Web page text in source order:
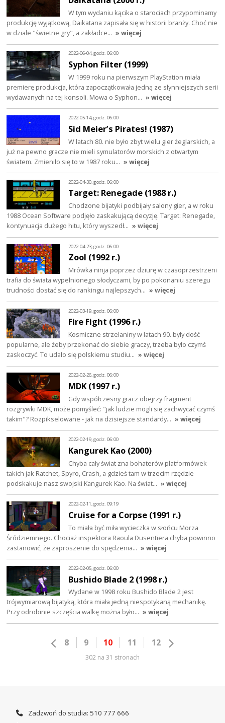
W tym wydaniu kącika o starociach przypominamy
produkcję wyjątkową, Daikatana zapisała się w historii branży. Choć nie
w dziale "świetne gry", a zakładce… » więcej
2022-06-04, godz. 06:00
Syphon Filter (1999)
W 1999 roku na pierwszym PlayStation miała
premierę produkcja, która zapoczątkowała jedną ze słynniejszych serii
wydawanych na tej konsoli. Mowa o Syphon… » więcej
2022-05-14, godz. 06:00
Sid Meier’s Pirates! (1987)
W latach 80. nie było zbyt wielu gier żeglarskich, a
już na pewno gracze nie mieli symulatorów morskich z otwartym
światem. Zmieniło się to w 1987 roku… » więcej
2022-04-30, godz. 06:00
Target: Renegade (1988 r.)
Chodzone bijatyki podbijały salony gier, a w roku
1988 Ocean Software podjęło zaskakującą decyzję. Target: Renegade,
kontynuacja dużego hitu, który wyszedł… » więcej
2022-04-23, godz. 06:00
Zool (1992 r.)
Mrówka ninja poprzez dziurę w czasoprzestrzeni
trafia do świata wypełnionego słodyczami, by po pokonaniu szeregu
trudności dostać się do rankingu najlepszych… » więcej
2022-03-19, godz. 06:00
Fire Fight (1996 r.)
Kosmiczne strzelaniny w latach 90. były dość
popularne, ale żeby przekonać do siebie graczy, trzeba było czymś
zaskoczyć. To udało się polskiemu studiu… » więcej
2022-02-26, godz. 06:00
MDK (1997 r.)
Gdy współczesny gracz obejrzy fragment
rozgrywki MDK, może pomyśleć: "jak ludzie mogli się zachwycać czymś
takim"? Rozpikselowane - jak na dzisiejsze standardy… » więcej
2022-02-19, godz. 06:00
Kangurek Kao (2000)
Chyba cały świat zna bohaterów platformówek
takich jak Ratchet, Spyro, Crash, a gdzieś tam w trzecim rzędzie
podskakuje nasz swojski Kangurek Kao. Na świat… » więcej
2022-02-11, godz. 09:19
Cruise for a Corpse (1991 r.)
To miała być miła wycieczka w słońcu Morza
Śródziemnego. Chociaż inspektora Raoula Dusentiera chyba powinno
zastanowić, że zaproszenie do spędzenia… » więcej
2022-02-05, godz. 06:00
Bushido Blade 2 (1998 r.)
Wydane w 1998 roku Bushido Blade 2 jest
trójwymiarową bijatyką, która miała jedną niespotykaną mechanikę.
Przy odrobinie szczęścia walkę można było… » więcej
8 9 10 11 12
302 na 31 stronach
Zadzwoń do studia: 510 777 666